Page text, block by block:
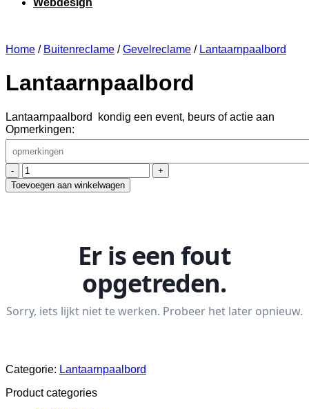
Home / Buitenreclame / Gevelreclame / Lantaarnpaalbord
Lantaarnpaalbord
Lantaarnpaalbord kondig een event, beurs of actie aan
Opmerkingen:
Lantaarnpaalbord
hoeveelheid
Toevoegen aan winkelwagen
Categorie: Lantaarnpaalbord
Product categories